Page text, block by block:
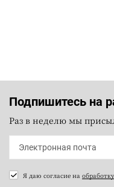
Подпишитесь на
Раз в неделю мы
Я даю согласие на